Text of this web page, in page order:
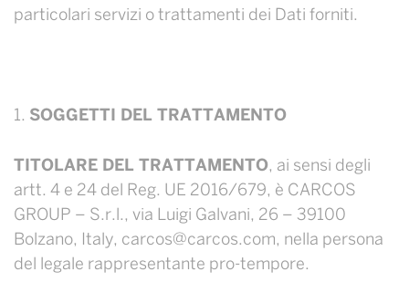
particolari servizi o trattamenti dei Dati forniti.
SOGGETTI DEL TRATTAMENTO
TITOLARE DEL TRATTAMENTO, ai sensi degli
artt. 4 e 24 del Reg. UE 2016/679, è CARCOS
GROUP – S.r.l., via Luigi Galvani, 26 – 39100
Bolzano, Italy, carcos@carcos.com, nella persona
del legale rappresentante pro-tempore.